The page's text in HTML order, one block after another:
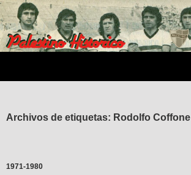
Saltar
al
contenido
Archivos de etiquetas: Rodolfo Coffone
1971-1980